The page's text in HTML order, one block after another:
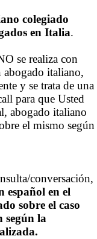
colegiado
en Italia.
se realiza con
abogado italiano,
y se trata de una
para que Usted
abogado italiano
el mismo según
conversación,
español en el
sobre el caso
según la